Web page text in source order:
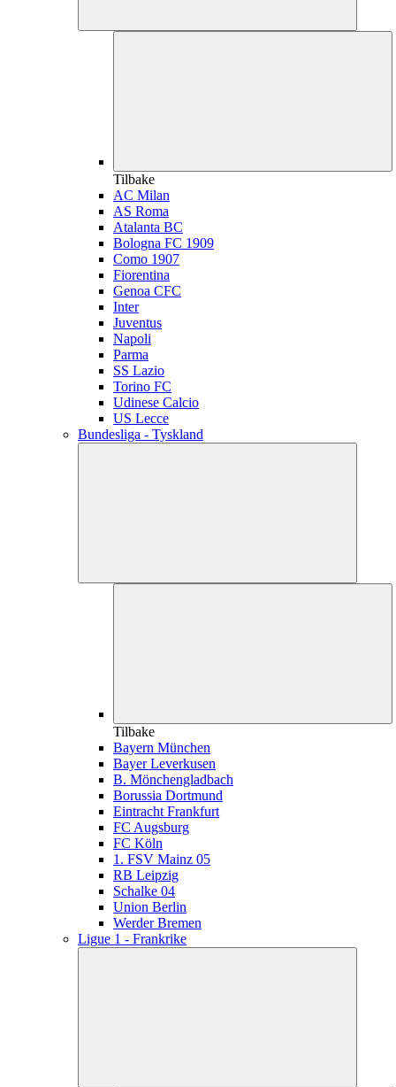
Tilbake
AC Milan
AS Roma
Atalanta BC
Bologna FC 1909
Como 1907
Fiorentina
Genoa CFC
Inter
Juventus
Napoli
Parma
SS Lazio
Torino FC
Udinese Calcio
US Lecce
Bundesliga - Tyskland
Tilbake
Bayern München
Bayer Leverkusen
B. Mönchengladbach
Borussia Dortmund
Eintracht Frankfurt
FC Augsburg
FC Köln
1. FSV Mainz 05
RB Leipzig
Schalke 04
Union Berlin
Werder Bremen
Ligue 1 - Frankrike